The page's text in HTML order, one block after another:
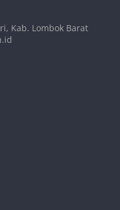
Kab. Lombok Barat